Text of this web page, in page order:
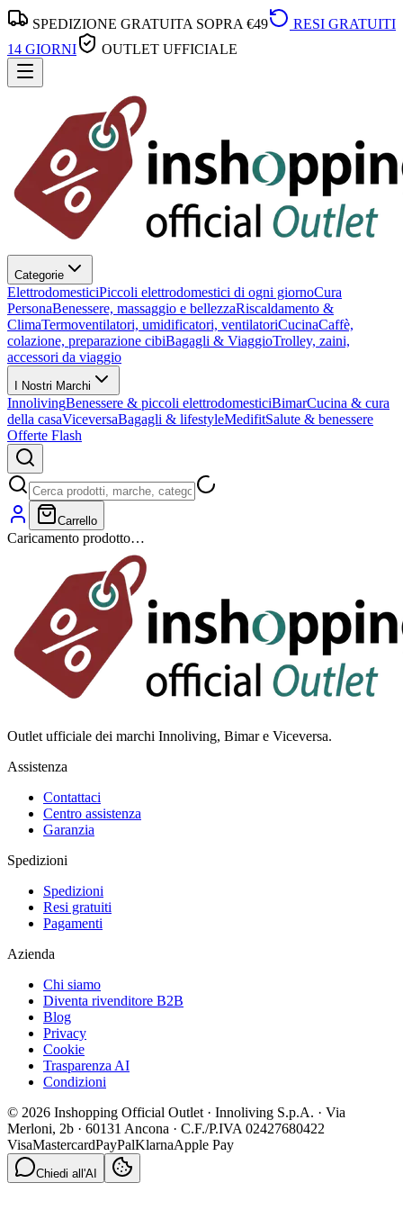
SPEDIZIONE GRATUITA SOPRA €49
RESI GRATUITI
14 GIORNI
OUTLET UFFICIALE
Categorie
ElettrodomesticiPiccoli elettrodomestici di ogni giornoCura
PersonaBenessere, massaggio e bellezzaRiscaldamento &
ClimaTermoventilatori, umidificatori, ventilatoriCucinaCaffè,
colazione, preparazione cibiBagagli & ViaggioTrolley, zaini,
accessori da viaggio
I Nostri Marchi
InnolivingBenessere & piccoli elettrodomesticiBimarCucina & cura
della casaViceversaBagagli & lifestyleMedifitSalute & benessere
Offerte Flash
Carrello
Caricamento prodotto…
Outlet ufficiale dei marchi Innoliving, Bimar e Viceversa.
Assistenza
Contattaci
Centro assistenza
Garanzia
Spedizioni
Spedizioni
Resi gratuiti
Pagamenti
Azienda
Chi siamo
Diventa rivenditore B2B
Blog
Privacy
Cookie
Trasparenza AI
Condizioni
© 2026 Inshopping Official Outlet · Innoliving S.p.A. · Via
Merloni, 2b · 60131 Ancona · C.F./P.IVA 02427680422
VisaMastercardPayPalKlarnaApple Pay
Chiedi all'AI